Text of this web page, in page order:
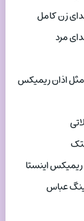
زن کامل
مرد
اذان ریمیکس
اینستا
عباس